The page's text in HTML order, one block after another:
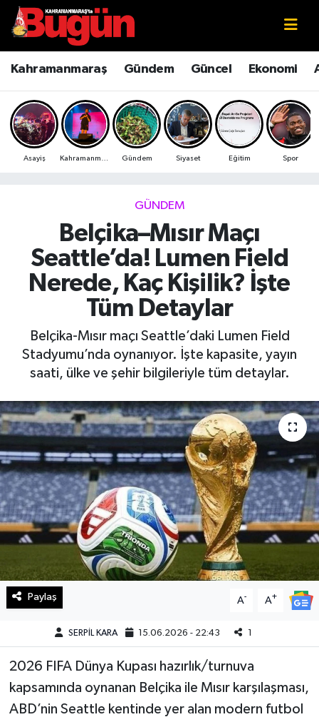
Kahramanmaraş Gündem Güncel Ekonomi
Asayiş Gündem Siyaset Eğitim Spor
GÜNDEM
Belçika–Mısır Maçı
Seattle’da! Lumen Field
Nerede, Kaç Kişilik? İşte
Tüm Detaylar
Belçika-Mısır maçı Seattle’daki Lumen Field
Stadyumu’nda oynanıyor. İşte kapasite, yayın
saati, ülke ve şehir bilgileriyle tüm detaylar.
Paylaş A- A+
SERPİL KARA 15.06.2026 - 22:43 1
2026 FIFA Dünya Kupası hazırlık/turnuva
kapsamında oynanan Belçika ile Mısır karşılaşması,
ABD’nin Seattle kentinde yer alan modern futbol
Kahramanmaraş
Kahramanmaraş Sokak Röportajları
Bilim ve Teknoloji
Çevre
Ekonomi
Genel
Haberde İnsan
Kültür Sanat
Magazin
Manşet Altı
Manşetler
Resmi İlan
Spor
SürManşet
Teknoloji
Yaşam
Kahramanmaraş Nöbetçi Eczaneler
Kahramanmaraş Hava Durumu
Kahramanmaraş Namaz Vakitleri
Kahramanmaraş Trafik Yoğunluk Haritası
Süper Lig Puan Durumu ve Fikstür
Tüm Manşetler
Son Dakika Haberleri
Haber Arşivi